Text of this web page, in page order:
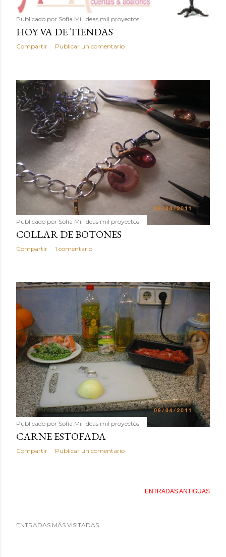
Publicado por Sofía Mil ideas mil proyectos
HOY VA DE TIENDAS
Compartir Publicar un comentario
Publicado por Sofía Mil ideas mil proyectos
COLLAR DE BOTONES
Compartir 1 comentario
Publicado por Sofía Mil ideas mil proyectos
CARNE ESTOFADA
Compartir Publicar un comentario
ENTRADAS ANTIGUAS
ENTRADAS MÁS VISITADAS